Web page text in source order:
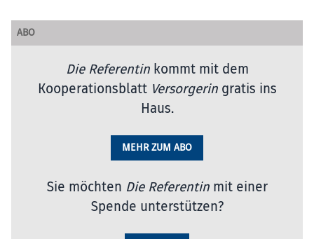
ABO
Die Referentinkommt mit dem
Kooperationsblatt Versorgeringratis ins
Haus.
MEHR ZUM ABO
Sie möchten Die Referentinmit einer
Spende unterstützen?